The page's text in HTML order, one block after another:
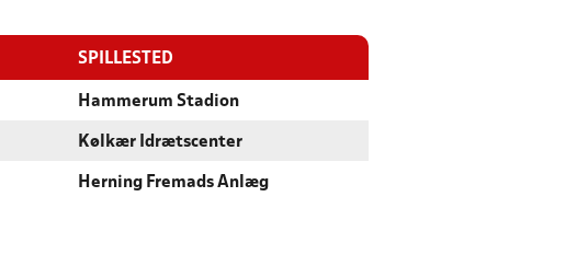
SPILLESTED
Hammerum Stadion
Kølkær Idrætscenter
Herning Fremads Anlæg